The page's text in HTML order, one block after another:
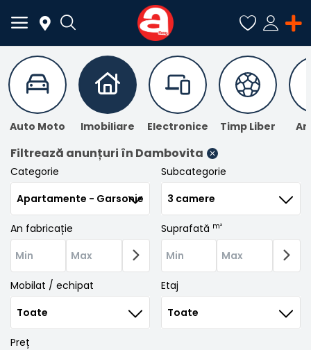
ADAUGĂ
ANUNȚ
Meniu Principal
Categorii
Acasă
Favorite
Autentificare
Înregistrare
Auto Moto Imobiliare Electronice Timp Liber
Filtrează anunțuri în Dambovita
Categorie Subcategorie
An fabricație Suprafată m²
Mobilat / echipat Etaj
Preț